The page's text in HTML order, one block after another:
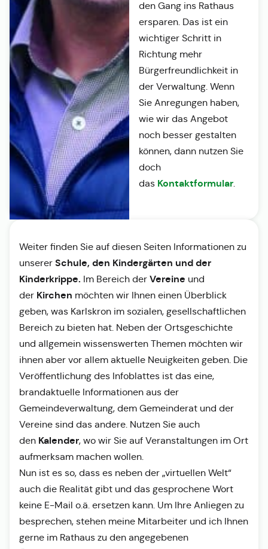
den Gang ins Rathaus
ersparen. Das ist ein
wichtiger Schritt in
Richtung mehr
Bürgerfreundlichkeit in
der Verwaltung. Wenn
Sie Anregungen haben,
wie wir das Angebot
noch besser gestalten
können, dann nutzen Sie
doch
das Kontaktformular.
Weiter finden Sie auf diesen Seiten Informationen zu
unserer Schule, den Kindergärten und der
Kinderkrippe. Im Bereich der Vereine und
der Kirchen möchten wir Ihnen einen Überblick
geben, was Karlskron im sozialen, gesellschaftlichen
Bereich zu bieten hat. Neben der Ortsgeschichte
und allgemein wissenswerten Themen möchten wir
ihnen aber vor allem aktuelle Neuigkeiten geben. Die
Veröffentlichung des Infoblattes ist das eine,
brandaktuelle Informationen aus der
Gemeindeverwaltung, dem Gemeinderat und der
Vereine sind das andere. Nutzen Sie auch
den Kalender, wo wir Sie auf Veranstaltungen im Ort
aufmerksam machen wollen.
Nun ist es so, dass es neben der „virtuellen Welt“
auch die Realität gibt und das gesprochene Wort
keine E-Mail o.ä. ersetzen kann. Um Ihre Anliegen zu
besprechen, stehen meine Mitarbeiter und ich Ihnen
gerne im Rathaus zu den angegebenen